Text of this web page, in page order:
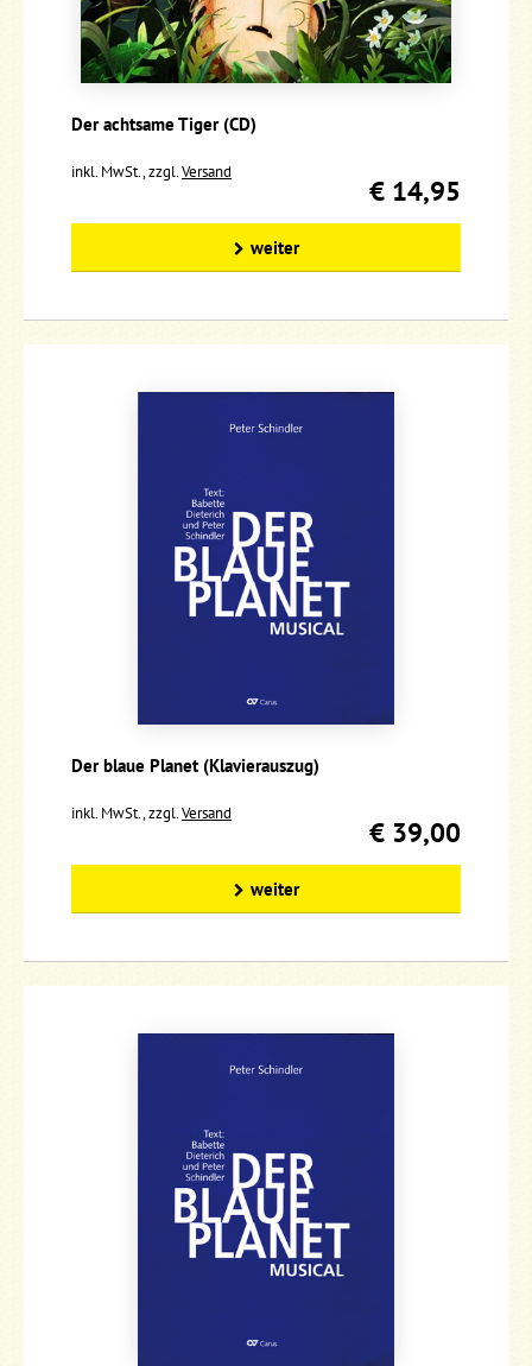
Der achtsame Tiger (CD)
inkl. MwSt., zzgl.Versand
€ 14,95
weiter
Der blaue Planet (Klavierauszug)
inkl. MwSt., zzgl.Versand
€ 39,00
weiter